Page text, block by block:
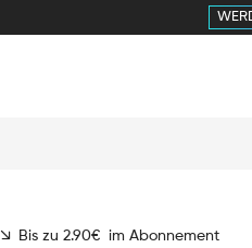
Bis zu 2.90€ im Abonnement